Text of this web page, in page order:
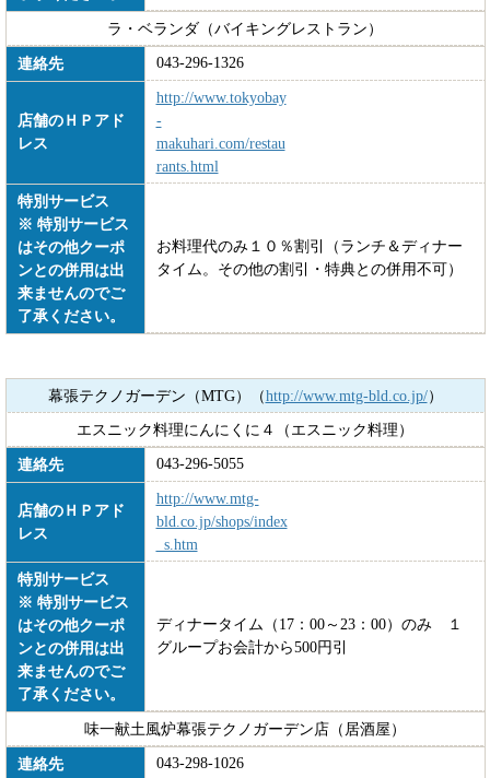
ラ・ベランダ（バイキングレストラン）
連絡先
043-296-1326
店舗のＨＰアド
レス
http://www.tokyobay
-
makuhari.com/restau
rants.html
特別サービス
※ 特別サービス
はその他クーポ
ンとの併用は出
来ませんのでご
了承ください。
お料理代のみ１０％割引（ランチ＆ディナー
タイム。その他の割引・特典との併用不可）
幕張テクノガーデン（MTG）（http://www.mtg-bld.co.jp/）
エスニック料理にんにくに４（エスニック料理）
連絡先
043-296-5055
店舗のＨＰアド
レス
http://www.mtg-
bld.co.jp/shops/index
_s.htm
特別サービス
※ 特別サービス
はその他クーポ
ンとの併用は出
来ませんのでご
了承ください。
ディナータイム（17：00～23：00）のみ １
グループお会計から500円引
味一献土風炉幕張テクノガーデン店（居酒屋）
連絡先
043-298-1026